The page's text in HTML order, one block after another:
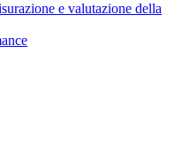
e valutazione della